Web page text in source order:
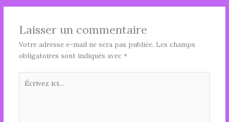
Laisser un commentaire
Votre adresse e-mail ne sera pas publiée. Les champs
obligatoires sont indiqués avec *
ici…